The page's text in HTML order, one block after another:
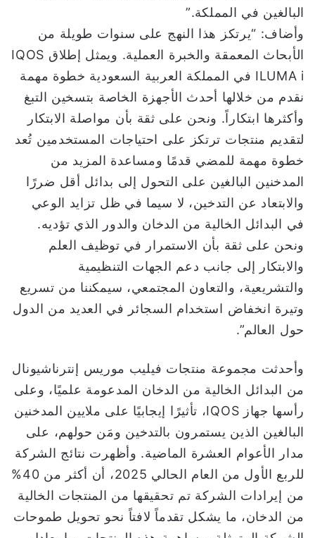
البالغين في المملكة.”
وأضاف: “يرتكز هذا النهج على سنوات طويلة من
الأبحاث المعمقة والخبرة العملية. ويمثل إطلاق IQOS
ILUMA i في المملكة العربية السعودية خطوة مهمة
نقدم من خلالها أحدث الأجهزة الخاصة بتسخين التبغ
وأكثرها ابتكاراً. ونحن على ثقة بأن مواصلة الابتكار
لتقديم منتجات ترتكز على احتياجات المستخدمين تُعد
خطوة مهمة للمضي قدمًا ومساعدة المزيد من
المدخنين البالغين على التحول إلى بدائل أقل ضررًا
والابتعاد عن التدخين، لا سيما في ظل تزايد الوعي
في البدائل الخالية من الدخان والدور الذي تؤديه.
ونحن على ثقة بأن الاستمرار في توظيف العلم
والابتكار إلى جانب دعم الجهات التنظيمية
والتشريعية، والتعاون المجتمعي، سيمكننا من تسريع
وتيرة انخفاض استخدام السجائر في العديد من الدول
حول العالم”.
وأحدثت مجموعة منتجات فيليب موريس إنترناشيونال
من البدائل الخالية من الدخان المدعومة علميًا، وعلى
رأسها جهاز IQOS، تأثيرًا إيجابيًا على ملايين المدخنين
البالغين الذين يستمرون بالتدخين ومَن حولهم، على
مدار الأعوام العشرة الماضية. وأظهرت نتائج الشركة
للربع الأول من العام الحالي 2025، أن أكثر من 40%
من إيرادات الشركة تم تحقيقها من المنتجات الخالية
من الدخان، ما يشكل تقدماً لافتاً نحو تحويل طموحات